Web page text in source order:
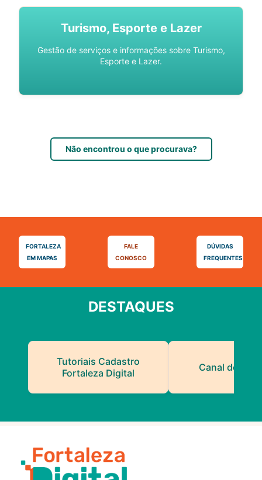
Turismo, Esporte e Lazer
Gestão de serviços e informações sobre Turismo,
Esporte e Lazer.
Não encontrou o que procurava?
FORTALEZA
EM MAPAS
FALE
CONOSCO
DÚVIDAS
FREQUENTES
DESTAQUES
Tutoriais Cadastro
Fortaleza Digital
Canal do